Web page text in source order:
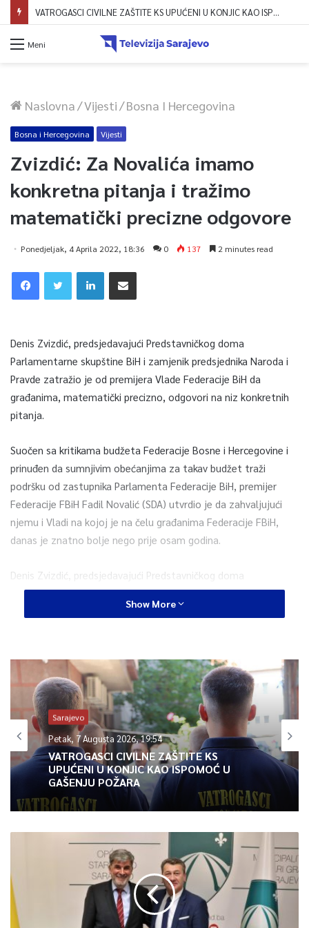
VATROGASCI CIVILNE ZAŠTITE KS UPUĆENI U KONJIC KAO ISPOMOĆ U GAŠENJU POŽARA
Meni
Naslovna/Vijesti/Bosna I Hercegovina
Bosna i Hercegovina Vijesti
Zvizdić: Za Novalića imamo
konkretna pitanja i tražimo
matematički precizne odgovore
Ponedjeljak, 4 Aprila 2022, 18:36 0 137 2 minutes read
Denis Zvizdić, predsjedavajući Predstavničkog doma
Parlamentarne skupštine BiH i zamjenik predsjednika Naroda i
Pravde zatražio je od premijera Vlade Federacije BiH da
građanima, matematički precizno, odgovori na niz konkretnih
pitanja.
Suočen sa kritikama budžeta Federacije Bosne i Hercegovine i
prinuđen da sumnjivim obećanjima za takav budžet traži
podršku od zastupnika Parlamenta Federacije BiH, premijer
Federacije FBiH Fadil Novalić (SDA) utvrdio je da zahvaljujući
njemu i Vladi na kojoj je na čelu građanima Federacije FBiH,
danas je znatno bolje nego prije osam godina.
Denis Zvizdić, predsjedavajući Predstavničkog doma
Parlamentarne skupštine BiH i zamjenik predsjednika Naroda i
Pravde, osudio je neprimjereni Novalićev napad na gosp.
precizno odgovori na pitanje šta je sa realizacijom 100
prioritetnih projekata Vlade FBiH koji su prije skoro osam
godina proglašeni najvažnijom strategijom investicionog i
ekonomskog razvoja FBiH.
„Koliko je poslije skoro osam godina i velikih budžeta
Federacije BiH započeto projekata? Odgovor je: manje od
deset posto. To je rezultat i učinak tih velikih obećanja. Hajde
da samo nabrojimo neke od tih, tad pompezno najavljenih
FBiH. Da li je završena vjetroelektrana u Konjicu? Ne treba nam
matematika, odgovor je – ne. Vjetroelektrana u Bihaću? Ne.
Vjetroelektrana na Vlašiću? Ponovo je odgovor – ne. Gasovod
od Travnika do granice sa Hrvatskom? Ne. Toplovod Kakanj-
Sarajevo? Ne. Toplovod Tuzla-Živinice? Ne. Hidroelektrana
Show More
Sarajevo
Petak, 7 Augusta 2026, 19:54
VATROGASCI CIVILNE ZAŠTITE KS
UPUĆENI U KONJIC KAO ISPOMOĆ U
GAŠENJU POŽARA